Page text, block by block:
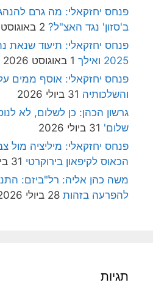
פנחס יחזקאלי: מה גרם
ב'סזון' נגד האצ"ל? 2 באוגוסט 2026
פנחס יחזקאלי: תיעוד שנאת
2025 ואילך
1 באוגוסט 2026
פנחס יחזקאלי: אוסף ממים
והשלכותיה 31 ביולי 2026
גרשון הכהן: כן לשלום, לא
שלום' 31 ביולי 2026
פנחס יחזקאלי: מיליציה מול
הכאוס לקיפאון בירוקרטי 31 ביולי 2026
משה כהן אליה: רל"ביזם:
להפרעה בזהות 28 ביולי 2026
תגיות